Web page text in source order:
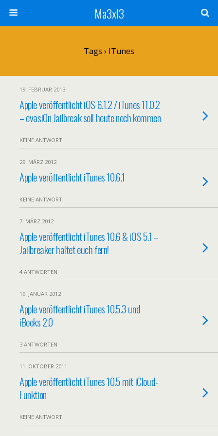
Ma3xl3
Tags › ITunes
19. FEBRUAR 2013
Apple veröffentlicht iOS 6.1.2 / iTunes 11.0.2
– evasi0n Jailbreak soll heute noch kommen
KEINE ANTWORT
29. MÄRZ 2012
Apple veröffentlicht iTunes 10.6.1
KEINE ANTWORT
7. MÄRZ 2012
Apple veröffentlicht iTunes 10.6 & iOS 5.1 –
Jailbreaker haltet euch fern!
4 ANTWORTEN
19. JANUAR 2012
Apple veröffentlicht iTunes 10.5.3 und
iBooks 2.0
3 ANTWORTEN
11. OKTOBER 2011
Apple veröffentlicht iTunes 10.5 mit iCloud-
Funktion
KEINE ANTWORT